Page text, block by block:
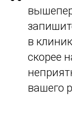
в
скорее
вашего